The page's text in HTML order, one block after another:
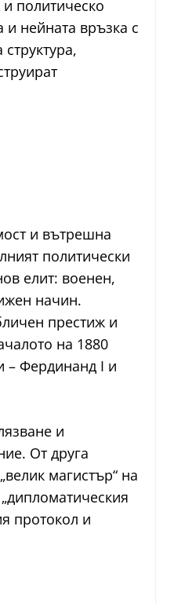
политическо
и нейната връзка с
и вътрешна
политически
елит: военен,
начин.
престиж и
на 1880
– Фердинанд I и
и
От друга
магистър“ на
протокол и